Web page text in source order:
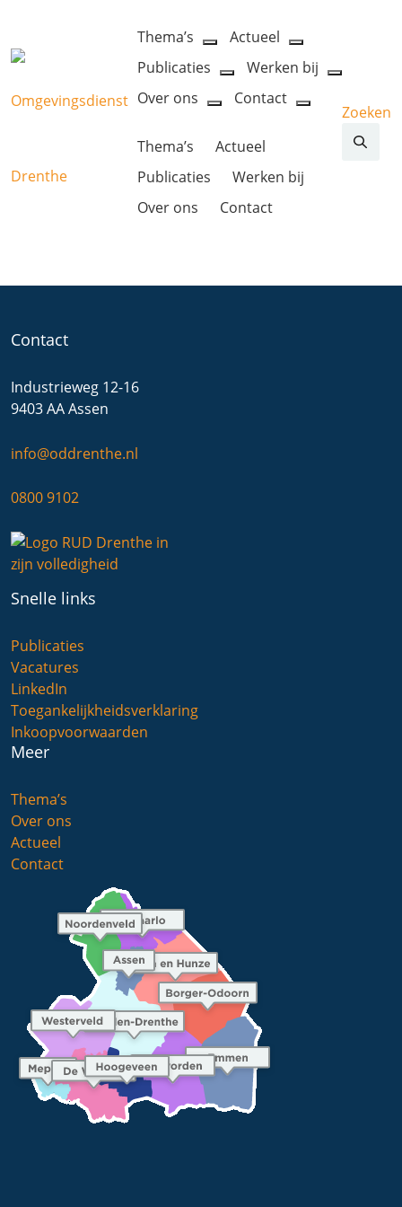
Thema’s
dropdown
menu
Actueel
dropdown
Publicaties
dropdown
Werken bij
Over ons
menu
Contact
dropdown
Thema’s
Actueel
Publicaties
Werken bij
Over ons
Contact
Zoeken
Contact
Industrieweg 12-16
9403 AA Assen
info@oddrenthe.nl
0800 9102
Snelle links
Publicaties
Vacatures
LinkedIn
Toegankelijkheidsverklaring
Inkoopvoorwaarden
Meer
Thema’s
Over ons
Actueel
Contact